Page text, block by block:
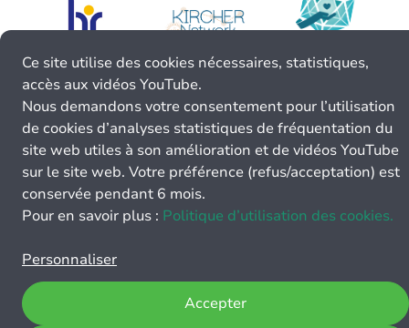
Ce site utilise des cookies nécessaires, statistiques,
accès aux vidéos YouTube.
Nous demandons votre consentement pour l’utilisation
de cookies d’analyses statistiques de fréquentation du
site web utiles à son amélioration et de vidéos YouTube
sur le site web. Votre préférence (refus/acceptation) est
conservée pendant 6 mois.
Pour en savoir plus : Politique d’utilisation des cookies.
Personnaliser
Accepter